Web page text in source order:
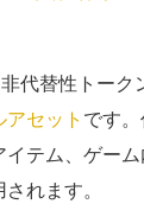
替性トーク
セット です
テム、ゲー
れます。